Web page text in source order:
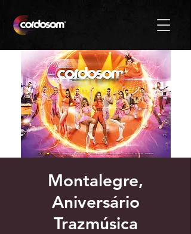
Montalegre,
Aniversário
Trazmúsica